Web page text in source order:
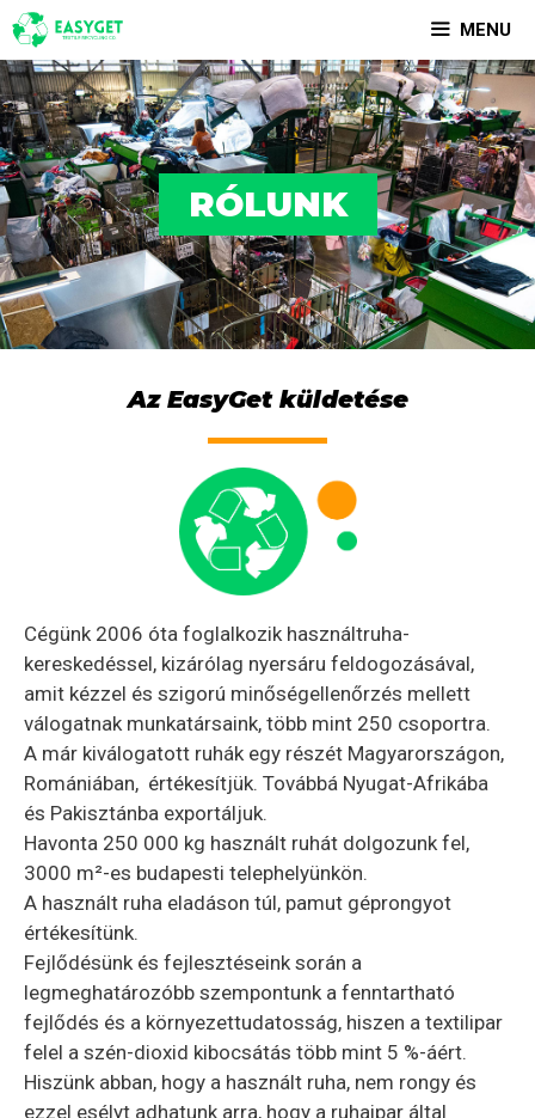
MENU
RÓLUNK
Az EasyGet küldetése
Cégünk 2006 óta foglalkozik használtruha-
kereskedéssel, kizárólag nyersáru feldogozásával,
amit kézzel és szigorú minőségellenőrzés mellett
válogatnak munkatársaink, több mint 250 csoportra.
A már kiválogatott ruhák egy részét Magyarországon,
Romániában, értékesítjük. Továbbá Nyugat-Afrikába
és Pakisztánba exportáljuk.
Havonta 250 000 kg használt ruhát dolgozunk fel,
3000 m²-es budapesti telephelyünkön.
A használt ruha eladáson túl, pamut géprongyot
értékesítünk.
Fejlődésünk és fejlesztéseink során a
legmeghatározóbb szempontunk a fenntartható
fejlődés és a környezettudatosság, hiszen a textilipar
felel a szén-dioxid kibocsátás több mint 5 %-áért.
Hiszünk abban, hogy a használt ruha, nem rongy és
ezzel esélyt adhatunk arra, hogy a ruhaipar által